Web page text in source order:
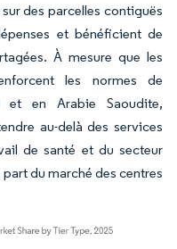
des parcelles contiguës
et bénéficient de
À mesure que les
les normes de
et en Arabie Saoudite,
au-delà des services
de santé et du secteur
du marché des centres